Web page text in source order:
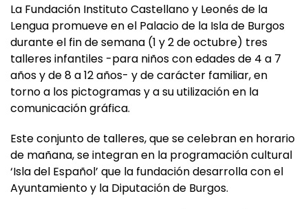
La Fundación Instituto Castellano y Leonés de la
Lengua promueve en el Palacio de la Isla de Burgos
durante el fin de semana (1 y 2 de octubre) tres
talleres infantiles -para niños con edades de 4 a 7
años y de 8 a 12 años- y de carácter familiar, en
torno a los pictogramas y a su utilización en la
comunicación gráfica.
Este conjunto de talleres, que se celebran en horario
de mañana, se integran en la programación cultural
‘Isla del Español’ que la fundación desarrolla con el
Ayuntamiento y la Diputación de Burgos.